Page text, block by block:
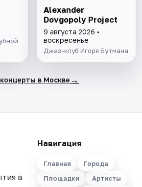
Alexander
Dovgopoly Project
9 августа 2026 •
воскресенье
Джаз-клуб Игоря Бутмана
в Москве →
в
Навигация
Главная
Города
Площадки
Артисты